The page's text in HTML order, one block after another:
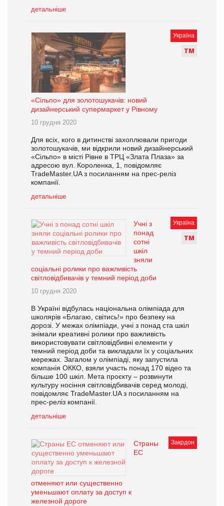
детальніше
Україна
ТМ
«Сільпо» для золотошукачів: новий
дизайнерський супермаркет у Рівному
10 грудня 2020
Для всіх, кого в дитинстві захоплювали пригоди
золотошукачів, ми відкрили новий дизайнерський
«Сільпо» в місті Рівне в ТРЦ «Злата Плаза» за
адресою вул. Короленка, 1, повідомляє
TradeMaster.UA з посиланням на прес-реліз
компанії.
детальніше
Україна
ТМ
Учні з
понад
сотні
шкіл
зняли
соціальні ролики про важливість
світловідбивачів у темний період доби
10 грудня 2020
В Україні відбулась національна олімпіада для
школярів «Благаю, світись!» про безпеку на
дорозі. У межах олімпіади, учні з понад ста шкіл
знімали креативні ролики про важливість
використовувати світловідбивні елементи у
темний період доби та викладали їх у соціальних
мережах. Загалом у олімпіаді, яку запустила
компанія ОККО, взяли участь понад 170 відео та
більше 100 шкіл. Мета проєкту – розвинути
культуру носіння світловідбивачів серед молоді,
повідомляє TradeMaster.UA з посиланням на
прес-реліз компанії.
детальніше
Закрдон
Страны
ЕС
отменяют или существенно
уменьшают оплату за доступ к
железной дороге